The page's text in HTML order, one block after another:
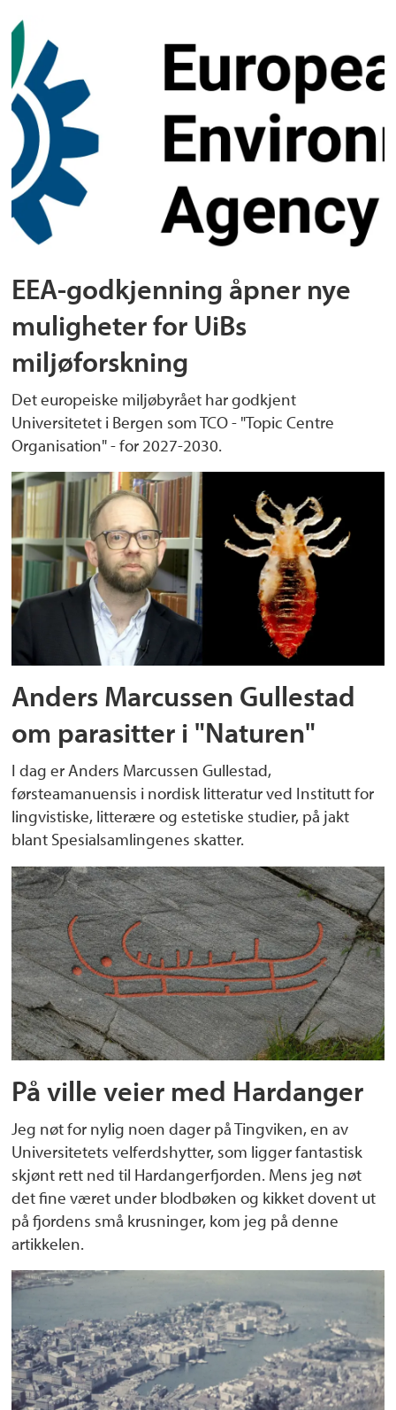
EEA-godkjenning åpner nye
muligheter for UiBs
miljøforskning
Det europeiske miljøbyrået har godkjent
Universitetet i Bergen som TCO - "Topic Centre
Organisation" - for 2027-2030.
Anders Marcussen Gullestad
om parasitter i "Naturen"
I dag er Anders Marcussen Gullestad,
førsteamanuensis i nordisk litteratur ved Institutt for
lingvistiske, litterære og estetiske studier, på jakt
blant Spesialsamlingenes skatter.
På ville veier med Hardanger
Jeg nøt for nylig noen dager på Tingviken, en av
Universitetets velferdshytter, som ligger fantastisk
skjønt rett ned til Hardangerfjorden. Mens jeg nøt
det fine været under blodbøken og kikket dovent ut
på fjordens små krusninger, kom jeg på denne
artikkelen.